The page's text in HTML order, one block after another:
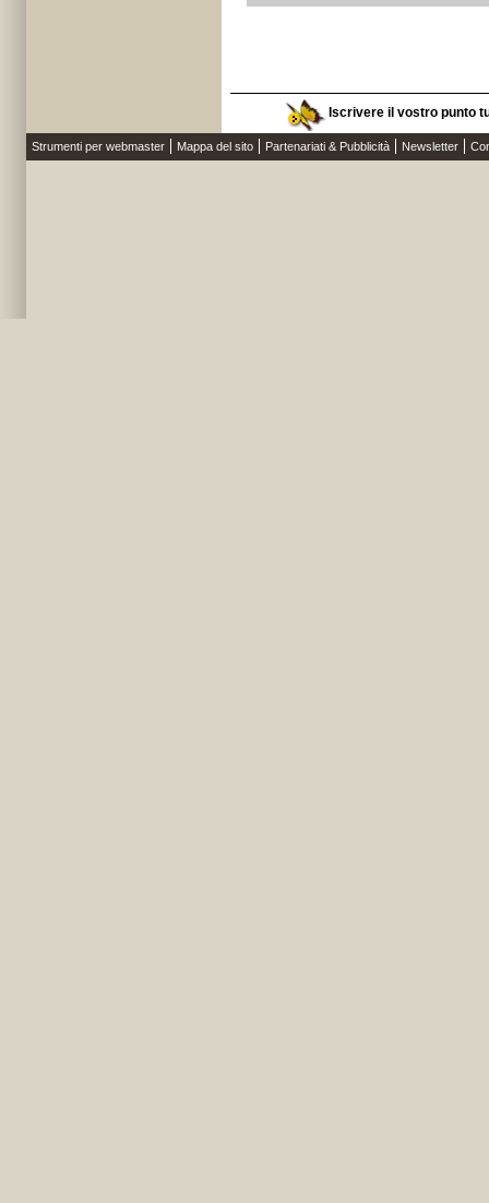
Iscrivere il vostro punto
Strumenti per webmaster Mappa del sito Partenariati & Pubblicità Newsletter